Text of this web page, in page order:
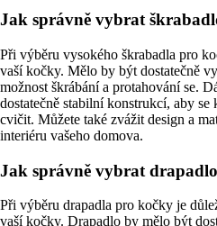
Jak správně vybrat
Při výběru vysokého škrabadla pro
vaší kočky. Mělo by být dostatečně
možnost škrábání a protahování se.
dostatečně stabilní konstrukcí, aby se
cvičit. Můžete také zvážit design a
interiéru vašeho domova.
Jak správně vybrat
Při výběru drapadla pro kočky je
vaší kočky. Drapadlo by mělo být